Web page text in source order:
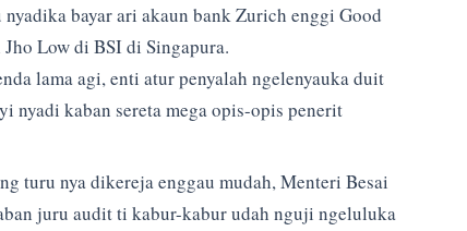
bayar ari akaun bank Zurich enggi Good
Low di BSI di Singapura.
lama agi, enti atur penyalah ngelenyauka duit
nyadi kaban sereta mega opis-opis penerit
turu nya dikereja enggau mudah, Menteri Besai
juru audit ti kabur-kabur udah nguji ngeluluka